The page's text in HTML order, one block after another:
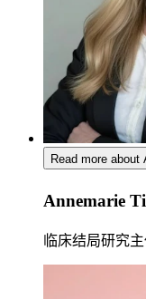
Read more about
Annemarie
临床结局研究